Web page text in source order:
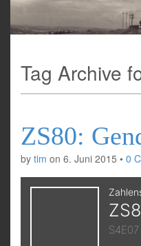
Tag Archive
ZS80:
by tim on 6. Juni 2015 • 0